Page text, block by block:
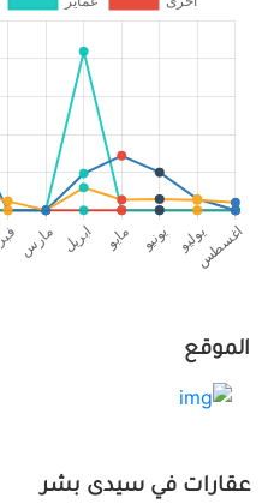
الموقع
عقارات في سيدى بشر